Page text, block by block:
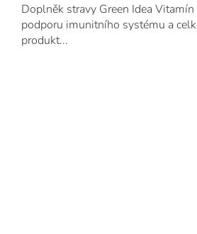
Doplněk stravy Green Idea Vitamín
podporu imunitního systému a
produkt...